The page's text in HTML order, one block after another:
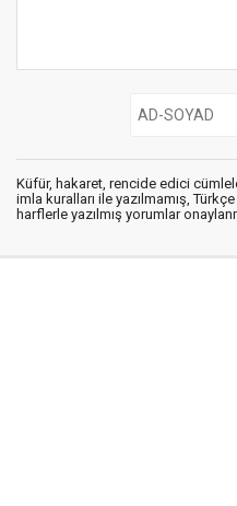
Küfür, hakaret, rencide edici
imla kuralları ile yazılmamış,
harflerle yazılmış yorumlar